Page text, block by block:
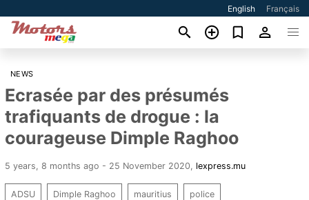
English Français
NEWS
Ecrasée par des présumés
trafiquants de drogue : la
courageuse Dimple Raghoo
5 years, 8 months ago - 25 November 2020 lexpress.mu
ADSU Dimple Raghoo mauritius police